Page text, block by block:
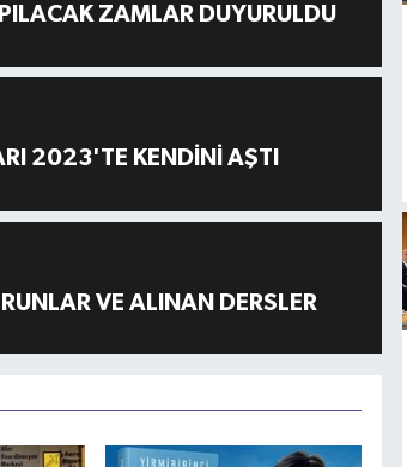
ZAMLAR DUYURULDU
2023'TE KENDİNİ AŞTI
VE ALINAN DERSLER